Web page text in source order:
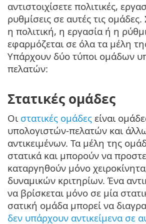
αντιστοιχίσετε πολιτικές,
ρυθμίσεις σε αυτές τις
η πολιτική, η εργασία ή η
εφαρμόζεται σε όλα τα μέλη
Υπάρχουν δύο τύποι ομάδων
πελατών:
Στατικές ομάδες
Οι στατικές ομάδες είναι
υπολογιστών-πελατών και
αντικειμένων. Τα μέλη της
στατικά και μπορούν να
καταργηθούν μόνο
δυναμικών κριτηρίων. Ένα
να βρίσκεται μόνο σε μία
σατική ομάδα μπορεί να
δεν υπάρχουν αντικείμενα σε